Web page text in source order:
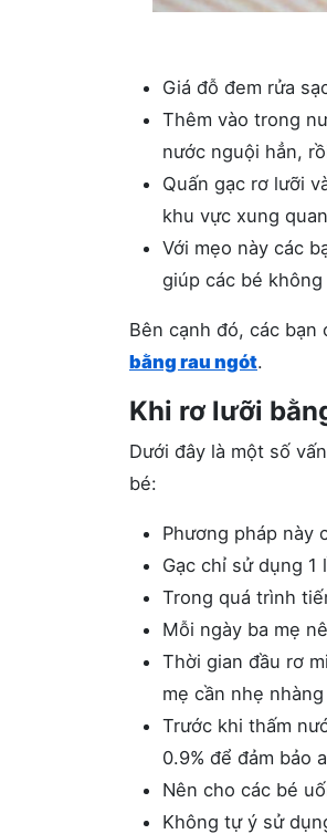
Giá đỗ đem rửa
Thêm vào trong
nước nguội hẳn,
Quấn gạc rơ lưỡi
khu vực xung
Với mẹo này các
giúp các bé
Bên cạnh đó, các
bằng rau ngót.
Khi rơ lưỡi
Dưới đây là một số
bé:
Phương pháp này
Gạc chỉ sử dụng
Trong quá trình
Mỗi ngày ba mẹ
Thời gian đầu rơ
mẹ cần nhẹ
Trước khi thấm
0.9% để đảm bảo
Nên cho các bé
Không tự ý sử